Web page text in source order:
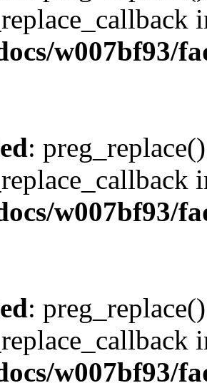
w007bf93/
:
w007bf93/
:
w007bf93/